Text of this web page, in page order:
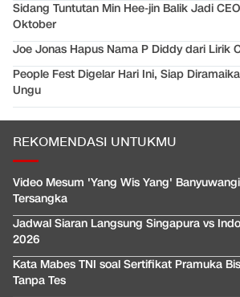
Sidang Tuntutan Min Hee-jin Balik Jadi
Oktober
Joe Jonas Hapus Nama P Diddy dari Lirik
People Fest Digelar Hari Ini, Siap
Ungu
REKOMENDASI UNTUKMU
Video Mesum 'Yang Wis Yang'
Tersangka
Jadwal Siaran Langsung Singapura vs
2026
Kata Mabes TNI soal Sertifikat Pramuka
Tanpa Tes